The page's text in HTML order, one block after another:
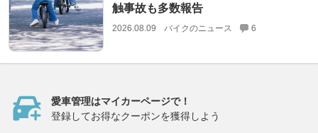
触事故も多数報告
2026.08.09 バイクのニュース 6
愛車管理はマイカーページで！
登録してお得なクーポンを獲得しよう